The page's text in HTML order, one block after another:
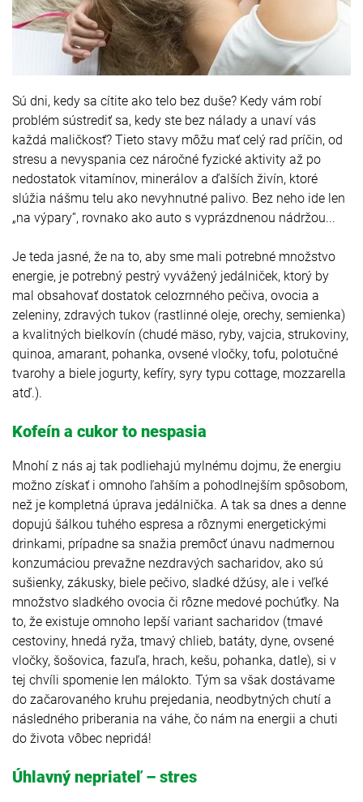
Sú dni, kedy sa cítite ako telo bez duše? Kedy vám robí
problém sústrediť sa, kedy ste bez nálady a unaví vás
každá maličkosť? Tieto stavy môžu mať celý rad príčin, od
stresu a nevyspania cez náročné fyzické aktivity až po
nedostatok vitamínov, minerálov a ďalších živín, ktoré
slúžia nášmu telu ako nevyhnutné palivo. Bez neho ide len
„na výpary“, rovnako ako auto s vyprázdnenou nádržou...
Je teda jasné, že na to, aby sme mali potrebné množstvo
energie, je potrebný pestrý vyvážený jedálniček, ktorý by
mal obsahovať dostatok celozrnného pečiva, ovocia a
zeleniny, zdravých tukov (rastlinné oleje, orechy, semienka)
a kvalitných bielkovín (chudé mäso, ryby, vajcia, strukoviny,
quinoa, amarant, pohanka, ovsené vločky, tofu, polotučné
tvarohy a biele jogurty, kefíry, syry typu cottage, mozzarella
atď.).
Kofeín a cukor to nespasia
Mnohí z nás aj tak podliehajú mylnému dojmu, že energiu
možno získať i omnoho ľahším a pohodlnejším spôsobom,
než je kompletná úprava jedálnička. A tak sa dnes a denne
dopujú šálkou tuhého espresa a rôznymi energetickými
drinkami, prípadne sa snažia premôcť únavu nadmernou
konzumáciou prevažne nezdravých sacharidov, ako sú
sušienky, zákusky, biele pečivo, sladké džúsy, ale i veľké
množstvo sladkého ovocia či rôzne medové pochúťky. Na
to, že existuje omnoho lepší variant sacharidov (tmavé
cestoviny, hnedá ryža, tmavý chlieb, batáty, dyne, ovsené
vločky, šošovica, fazuľa, hrach, kešu, pohanka, datle), si v
tej chvíli spomenie len málokto. Tým sa však dostávame
do začarovaného kruhu prejedania, neodbytných chutí a
následného priberania na váhe, čo nám na energii a chuti
do života vôbec nepridá!
Úhlavný nepriateľ – stres